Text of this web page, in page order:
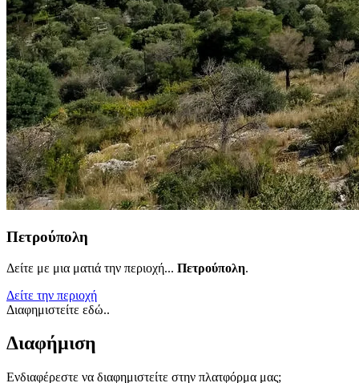
Πετρούπολη
Δείτε με μια ματιά την περιοχή... Πετρούπολη.
Δείτε την περιοχή
Διαφημιστείτε εδώ..
Διαφήμιση
Ενδιαφέρεστε να διαφημιστείτε στην πλατφόρμα μας;